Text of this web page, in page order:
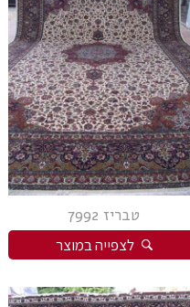
טבריז 7992
לצפייה במוצר